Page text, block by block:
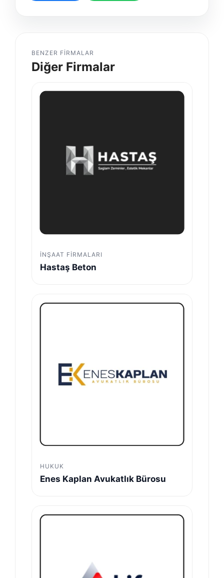
BENZER FIRMALAR
Diğer Firmalar
İNŞAAT FIRMALARI
Hastaş Beton
HUKUK
Enes Kaplan Avukatlık Bürosu